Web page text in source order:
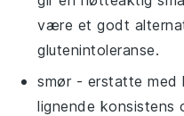
være et godt
glutenintoleranse.
smør - erstatte med
lignende konsistens